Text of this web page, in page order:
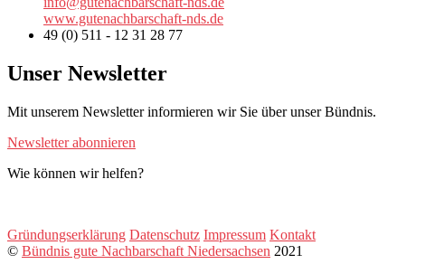
www.gutenachbarschaft-nds.de
49 (0) 511 - 12 31 28 77
Unser Newsletter
Mit unserem Newsletter informieren wir Sie über unser Bündnis.
Newsletter abonnieren
Wie können wir helfen?
Gründungserklärung Datenschutz Impressum Kontakt
© Bündnis gute Nachbarschaft Niedersachsen 2021